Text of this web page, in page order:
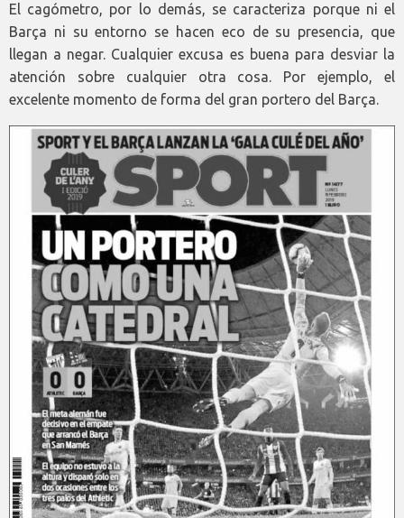
El cagómetro, por lo demás, se caracteriza porque ni el
Barça ni su entorno se hacen eco de su presencia, que
llegan a negar. Cualquier excusa es buena para desviar la
atención sobre cualquier otra cosa. Por ejemplo, el
excelente momento de forma del gran portero del Barça.